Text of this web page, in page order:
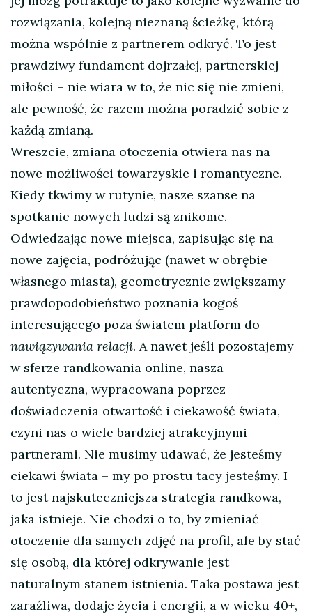
rozwiązania, kolejną nieznaną ścieżkę, którą
można wspólnie z partnerem odkryć. To jest
prawdziwy fundament dojrzałej, partnerskiej
miłości – nie wiara w to, że nic się nie zmieni,
ale pewność, że razem można poradzić sobie z
każdą zmianą.
Wreszcie, zmiana otoczenia otwiera nas na
nowe możliwości towarzyskie i romantyczne.
Kiedy tkwimy w rutynie, nasze szanse na
spotkanie nowych ludzi są znikome.
Odwiedzając nowe miejsca, zapisując się na
nowe zajęcia, podróżując (nawet w obrębie
własnego miasta), geometrycznie zwiększamy
prawdopodobieństwo poznania kogoś
interesującego poza światem platform do
nawiązywania relacji. A nawet jeśli pozostajemy
w sferze randkowania online, nasza
autentyczna, wypracowana poprzez
doświadczenia otwartość i ciekawość świata,
czyni nas o wiele bardziej atrakcyjnymi
partnerami. Nie musimy udawać, że jesteśmy
ciekawi świata – my po prostu tacy jesteśmy. I
to jest najskuteczniejsza strategia randkowa,
jaka istnieje. Nie chodzi o to, by zmieniać
otoczenie dla samych zdjęć na profil, ale by stać
się osobą, dla której odkrywanie jest
naturalnym stanem istnienia. Taka postawa jest
zaraźliwa, dodaje życia i energii, a w wieku 40+,